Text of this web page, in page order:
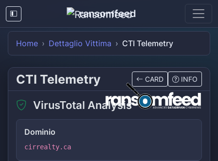
ransomfeed
Home Dettaglio Vittima CTI Telemetry
CTI Telemetry CARD INFO
VirusTotal Analysis
Dominio
cirrealty.ca